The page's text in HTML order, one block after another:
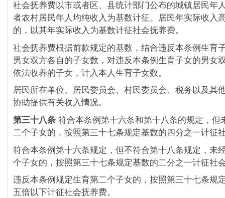
社会抚养费以市或者区、县统计部门公布的城镇居民年
者农村居民年人均纯收入为基数计征。居民年实际收入
的，以其年实际收入为基数计征社会抚养费。
社会抚养费根据前款规定的基数，结合违反本条例生育
男女双方各自的子女数，对违反本条例生育子女的男女
依法收养的子女，计入本人生育子女数。
居民所在单位、居民委员会、村民委员会、税务以及其
协助提供有关收入情况。
第三十八条 符合本条例第十六条和第十八条的规定，但
二个子女的，按照第三十七条规定基数的四分之一计征
符合本条例第十六条规定，但不符合第十八条规定，未
个子女的，按照第三十七条规定基数的二分之一计征社
违反本条例规定生育第二个子女的，按照第三十七条规
五倍以下计征社会抚养费。